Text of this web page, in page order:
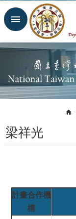
跳到主要內容區塊
進
搜
首
頁
導
覽
臺
醫
梁祥光
計畫合作機
構